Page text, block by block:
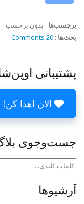
برچسب‌ها : بدون برچسب
بحث‌ها :
20 Comments
پشتیبانی
الان اهدا کن!
جست‌وجوی
آرشیوها